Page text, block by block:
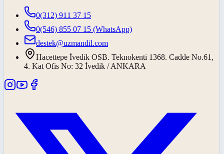
0(312) 911 37 15
0(546) 855 07 15 (WhatsApp)
destek@uzmandil.com
Hacettepe İvedik OSB. Teknokenti 1368. Cadde No.61,
4. Kat Ofis No: 32 İvedik / ANKARA